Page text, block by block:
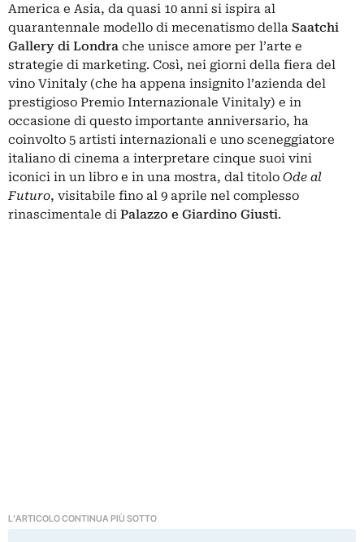
America e Asia, da quasi 10 anni si ispira al
quarantennale modello di mecenatismo della Saatchi
Gallery di Londra che unisce amore per l’arte e
strategie di marketing. Così, nei giorni della fiera del
vino Vinitaly (che ha appena insignito l’azienda del
prestigioso Premio Internazionale Vinitaly) e in
occasione di questo importante anniversario, ha
coinvolto 5 artisti internazionali e uno sceneggiatore
italiano di cinema a interpretare cinque suoi vini
iconici in un libro e in una mostra, dal titolo Ode al
Futuro, visitabile fino al 9 aprile nel complesso
rinascimentale di Palazzo e Giardino Giusti.
L'ARTICOLO CONTINUA PIÙ SOTTO